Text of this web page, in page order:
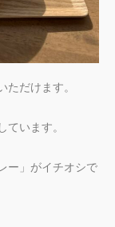
だけます。
ています。
ー」がイチオシで